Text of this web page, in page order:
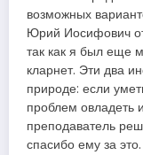
возможных
Юрий Иосифович
так как я был еще
кларнет. Эти два
природе: если
проблем овладеть
преподаватель
спасибо ему за это.